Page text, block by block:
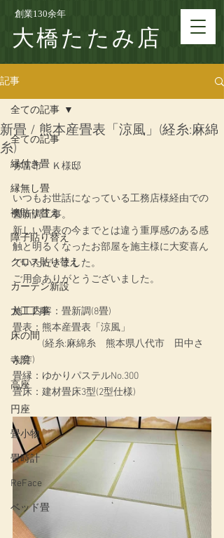
創業130余年
大橋たたみ店
記事
全ての記事
縁付き畳
縁無し畳
襖貼り替え
障子貼り替え
クロス貼り替え
カーテン新設
大工工事
床の間
寺院
高座
円座
畳小物
畳時計
ReFace
ベッド畳
全ての記事
新畳 / 熊本産畳表「涼風」(経糸:麻綿
糸)
弥富市　Ｋ様邸
いつもお世話になっている工務店様経由での
畳新調工事。
新しい畳表の今までとは違う重厚感のある感
触と明るくなったお部屋を施主様に大変喜ん
でいただきました。
ご用命ありがとうございました。
施工内容：畳新調(8畳)
畳表：熊本産畳表「涼風」
(経糸:麻綿糸　熊本県八代市　田中さ
ん作)
畳縁：ゆかりパステルNo.300
畳床：建材畳床3型(2型仕様)